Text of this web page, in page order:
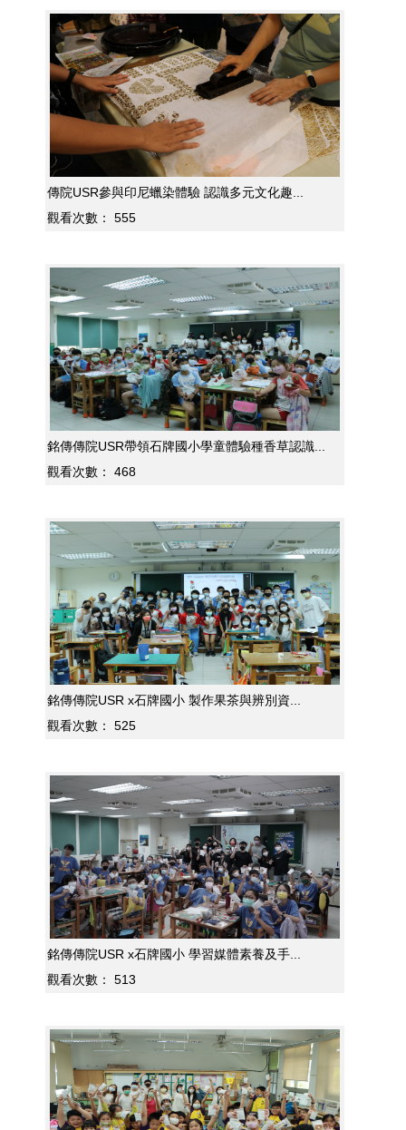
傳院USR參與印尼蠟染體驗 認識多元文化趣...
觀看次數：
555
銘傳傳院USR帶領石牌國小學童體驗種香草認識...
觀看次數：
468
銘傳傳院USR x石牌國小 製作果茶與辨別資...
觀看次數：
525
銘傳傳院USR x石牌國小 學習媒體素養及手...
觀看次數：
513